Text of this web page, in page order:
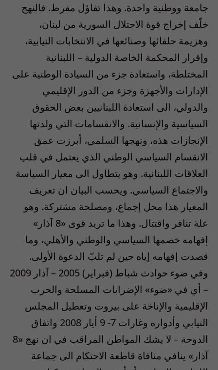
جامعة ووطنية واحدة. وهذا تفاؤل مفرط. فالنهج
خلّف إخراج قوة الاحتلال السورية من لبنان،
وهزيمة حلفائها وصنائعها في الانتخابات النيابية،
وإقرار المحكمة الخاصة الدولية – اللبنانية
المختلطة، واستعادة جزء من السيادة الوطنية على
الإدارات والأجهزة وجزء من الدور الإقليمي
والدولي، الى استعادة اللبنانيين بعض الحقوق
السياسية والإنسانية. والانقسامات التي ولدتها
الإنجازات هذه، ونهجها السلمي، أبرزت عمق
الانقسام السياسي الوطني الذي يعتمل في قلب
العلاقات اللبنانية. وهو يتطاول الى معيار السياسة
والاجتماع السياسي. ويحسب البيان ان تعريف
المعيار هذا محل إجماع، ومصلحة مشتركة. وهو
علة تنافر واقتتال. وهذا ما تريد قوى «8 آذار»
إفهامه خصمها السياسي والوطني والأهلي، وما
قصدت إفهامه إياه حين لم تلبّ الدعوة الأولى.
وفي ضوء حوادث شباط (فبراير) 2005 – آذار 2009
– أي في «ضوء» الإضرابات المسلحة والحرب
الإقليمية والإناخة على بيروت وتعطيل المجلس
النيابي وأدواره وغارات 7- 9 أيار 2008 واتفاق
الدوحة – لا يشك المواطن المراقب في ان نهج «8
آذار» ينافي منافاة قاطعة الاحتكام الى جماعة